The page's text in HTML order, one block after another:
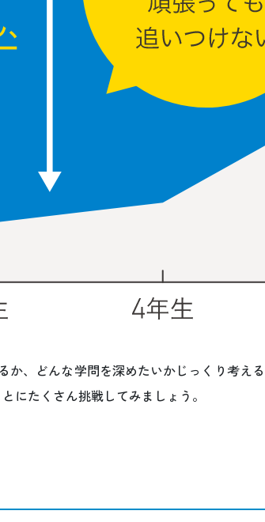
、どんな学問を深めたいかじっくり考え
にたくさん挑戦してみましょう。